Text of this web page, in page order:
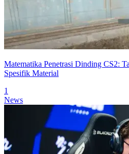
Matematika Penetrasi Dinding CS2:
Spesifik Material
1
News